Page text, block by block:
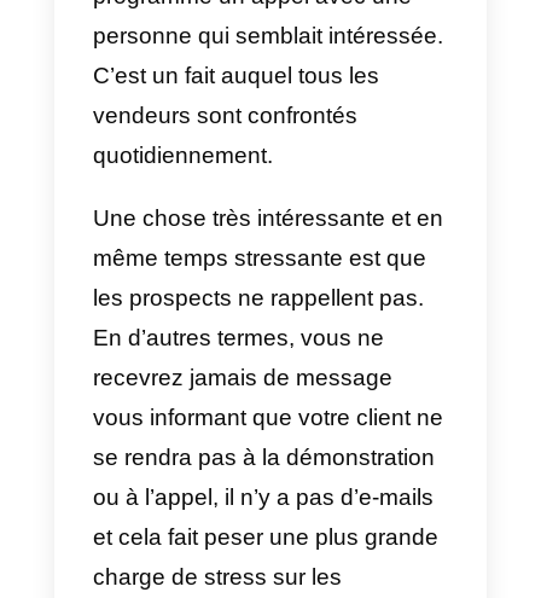
vendeurs lorsqu’ils font leur
travail. Ils ne sont pas aussi
choquants que lorsqu’une
un appel ou à une démonstration
de produit. Attendre que quelque
chose se passe est très frustrant.
Attendre et perdre une piste
votre temps après avoir
programmé un appel avec une
personne qui semblait